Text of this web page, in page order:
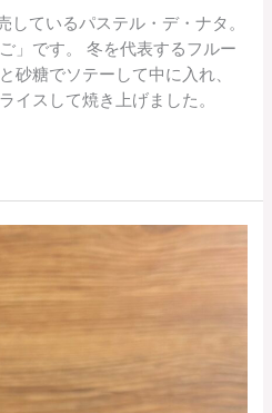
ているパステル・デ・ナタ。
」です。 冬を代表するフルー
砂糖でソテーして中に入れ、
イスして焼き上げました。